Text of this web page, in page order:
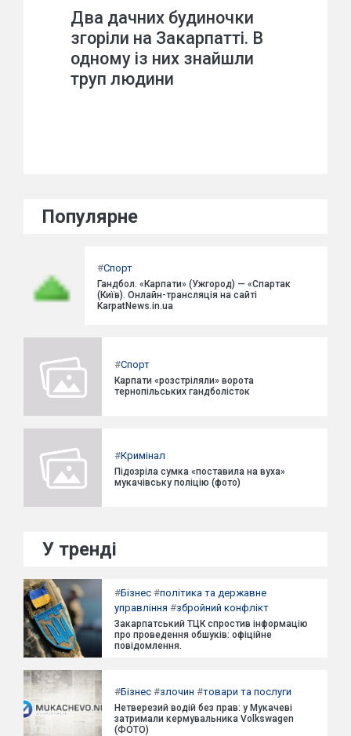
Два дачних будиночки
згоріли на Закарпатті. В
одному із них знайшли
труп людини
Популярне
#Спорт
Гандбол. «Карпати» (Ужгород) — «Спартак
(Київ). Онлайн-трансляція на сайті
KarpatNews.in.ua
#Спорт
Карпати «розстріляли» ворота
тернопільських гандболісток
#Кримінал
Підозріла сумка «поставила на вуха»
мукачівську поліцію (фото)
У тренді
#Бізнес #політика та державне
управління #збройний конфлікт
Закарпатський ТЦК спростив інформацію
про проведення обшуків: офіційне
повідомлення.
#Бізнес #злочин #товари та послуги
Нетверезий водій без прав: у Мукачеві
затримали кермувальника Volkswagen
(ФОТО)